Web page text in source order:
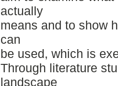
actually
means and to show
can
be used, which is
Through literature
landscape